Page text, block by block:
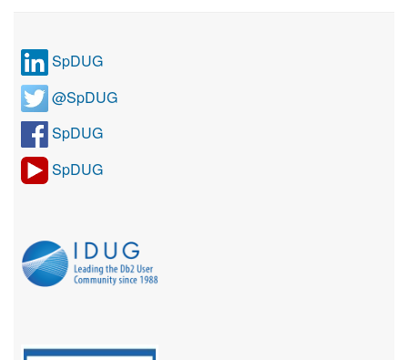
SpDUG
@SpDUG
SpDUG
SpDUG